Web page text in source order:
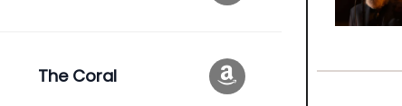
The Coral